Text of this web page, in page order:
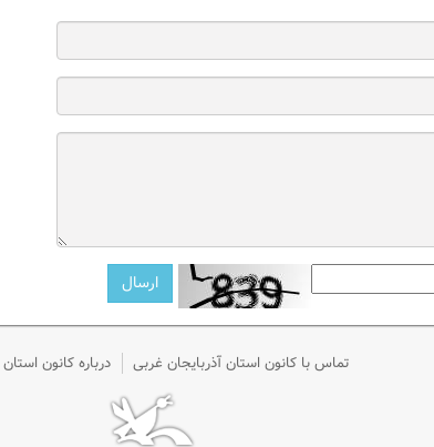
تماس با کانون استان آذربایجان غربی درباره کانون